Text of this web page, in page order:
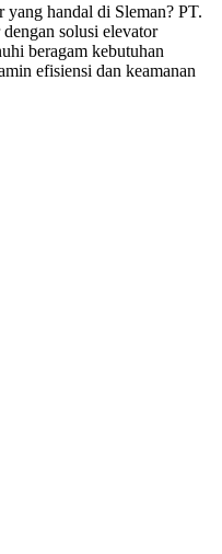
yang handal di Sleman? PT.
solusi elevator
beragam kebutuhan
efisiensi dan keamanan